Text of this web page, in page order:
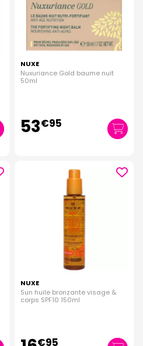
NUXE
Nuxuriance Gold baume nuit
50ml
53€95
NUXE
Sun huile bronzante visage &
corps SPF10 150ml
€95